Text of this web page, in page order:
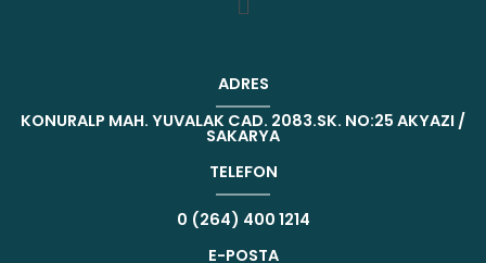
ADRES
KONURALP MAH. YUVALAK CAD. 2083.SK. NO:25 AKYAZI /
SAKARYA
TELEFON
0 (264) 400 1214
E-POSTA